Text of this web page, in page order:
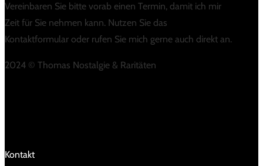
Vereinbaren Sie bitte vorab einen Termin, damit ich mir
Zeit für Sie nehmen kann. Nutzen Sie das
Kontaktformular oder rufen Sie mich gerne auch direkt an.
2024 © Thomas Nostalgie & Raritäten
Kontakt